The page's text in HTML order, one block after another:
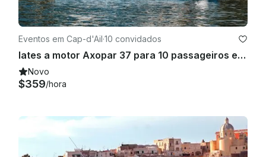
Eventos em Cap-d'Ail·10 convidados
Iates a motor Axopar 37 para 10 passageiros em Cap-d'Ail
Novo
$359/hora